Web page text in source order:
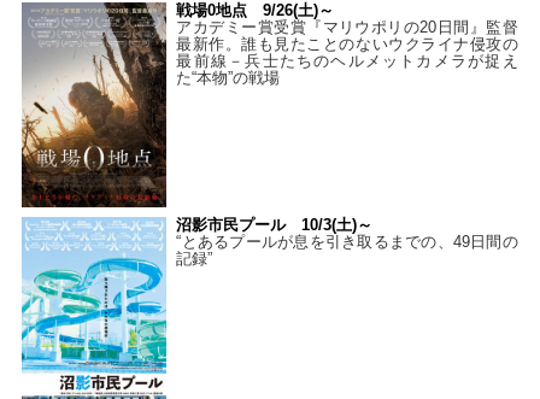
戦場0地点 9/26(土)～
アカデミー賞受賞『マリウポリの20日間』監督
最新作。誰も見たことのないウクライナ侵攻の
最前線－兵士たちのヘルメットカメラが捉え
た“本物”の戦場
沼影市民プール 10/3(土)～
“とあるプールが息を引き取るまでの、49日間の
記録”